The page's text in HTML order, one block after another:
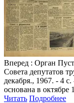
Вперед : Орган
Совета депутатов
декабря., 1967. - 4
основана в октябре
Читать Подробнее